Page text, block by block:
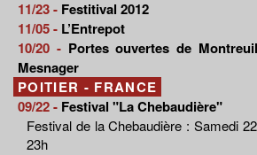
11/23 - Festitival 2012
11/05 - L’Entrepot
10/20 - Portes ouvertes de
Mesnager
POITIER - FRANCE
09/22 - Festival "La Chebaudière"
Festival de la Chebaudière : Samedi
23h